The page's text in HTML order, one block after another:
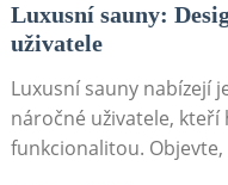
Luxusní sauny:
uživatele
Luxusní sauny nabízejí
náročné uživatele,
funkcionalitou.